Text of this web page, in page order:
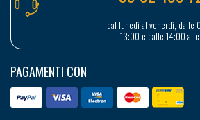
dal lunedì al venerdì, dalle
13:00 e dalle 14:00
PAGAMENTI CON